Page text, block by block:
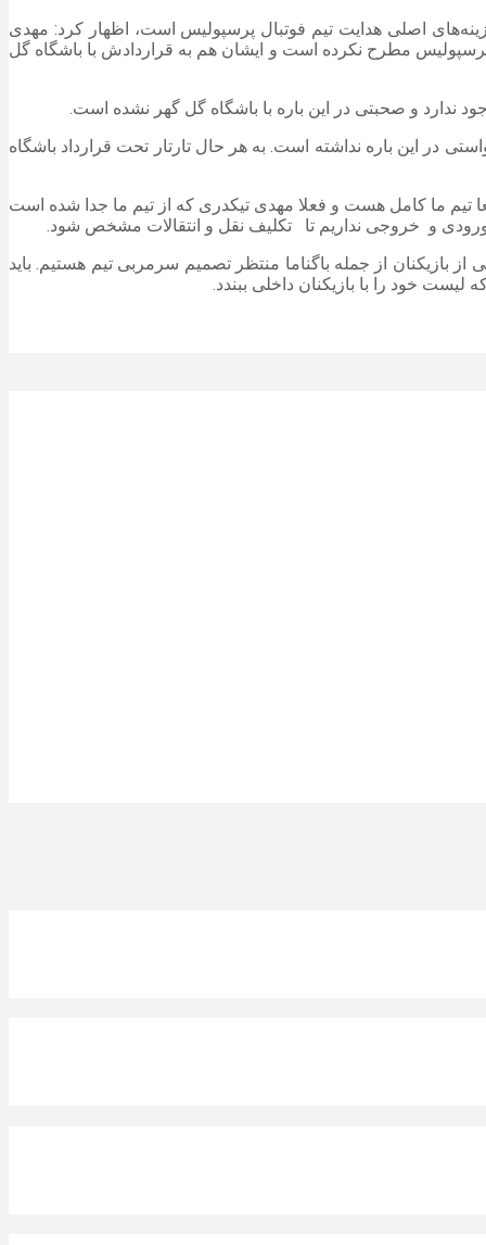
اصلی هدایت تیم فوتبال پرسپولیس است، اظهار کرد: مهدی
پرسپولیس مطرح نکرده است و ایشان هم به قراردادش با باشگاه گل
در این باره نداشته است. به هر حال تارتار تحت قرارداد باشگاه
تیم ما کامل هست و فعلا مهدی تیکدری که از تیم ما جدا شده است
ورودی و خروجی نداریم تا تکلیف نقل و انتقالات مشخص شود.
از جمله باگناما منتظر تصمیم سرمربی تیم هستیم. باید
خود را با بازیکنان داخلی ببندد.